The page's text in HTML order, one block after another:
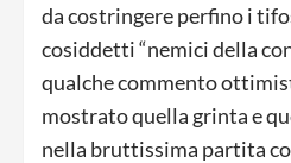
da costringere perfino i
cosiddetti “nemici della
qualche commento
mostrato quella grinta e
nella bruttissima partita